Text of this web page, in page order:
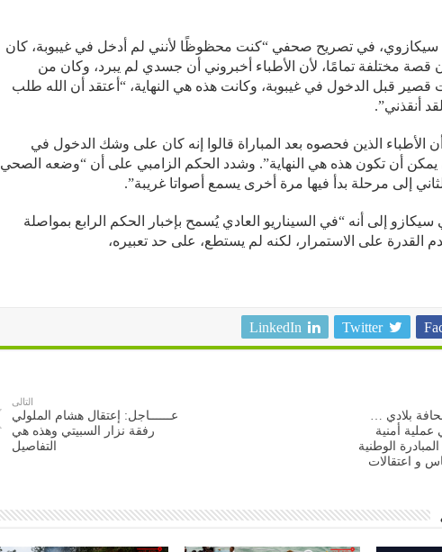
سيكازوي، في تصريح صحفي “كنت محظوظًا لأنني لم أدخل في غيبوبة، كان
مختلفة تمامًا، لأن الأطباء أخبروني أن جسدي لم يبرد، وكان من
قصير قبل الدخول في غيبوبة، وكانت هذه هي النهاية، “أعتقد أن الله طلب
أنقذني”.
الأطباء الذين فحصوه بعد المباراة قالوا إنه كان على وشك الدخول في
يمكن أن تكون هذه هي النهاية”. وشدد الحكم الزامبي على أن “وضعه الصحي
إلى مرحلة بدأ فيها مرة أخرى يسمع أصواتا غريبة”.
سيكازو إلى أنه “في السيناريو العادي يُسمح بإخبار الحكم الرابع بمواصلة
القدرة على الاستمرار، لكنه لم يستطع، على حد تعبيره،
Twitter
LinkedIn
بلادي …
عملية أمنية
الوطنية
و اعتقالات
التالى
عــــــاجل: إعتقال هشام الملولي
رفقة نزار السبيتي وهذه هي
التفاصيل